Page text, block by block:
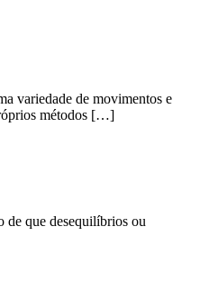
variedade de movimentos e
métodos […]
de que desequilíbrios ou